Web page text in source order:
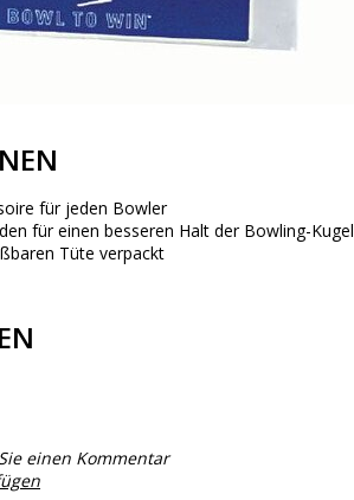
für jeden Bowler
für einen besseren Halt der Bowling-Kugel
Tüte verpackt
einen Kommentar